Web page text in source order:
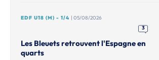
EDF U18 (M) - 1/4 | 05/08/2026
3
Les Bleuets retrouvent l'Espagne en
quarts